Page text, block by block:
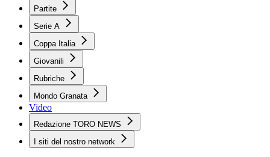
Partite
Serie A
Coppa Italia
Giovanili
Rubriche
Mondo Granata
Video
Redazione TORO NEWS
I siti del nostro network